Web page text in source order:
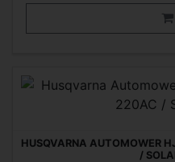
HUSQVARNA AUTOMOWER
/